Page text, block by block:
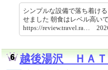
シンプルな設備で落ち着け
せました 朝食はレベル高い
https://review.travel.ra…
越後湯沢 ＨＡＴ